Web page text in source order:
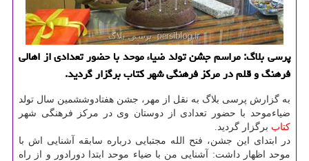
پرسی بلاگ: مراسم جشن تولد ضیاء موحد با حضور تعدادی از اهالی
فرهنگ و قلم در مركز فرهنگی شهر كتاب برگزار گردید.
به گزارش پرسی بلاگ به نقل از مهر، جشن هفتادوششمین سال تولد
ضیاءموحد با حضور تعدادی از دوستان وی در مركز فرهنگی شهر
كتاب برگزار گردید.
در ابتدای این جشن، فتح الله مجتبایی درباره سابقه آشنایی اش با
موحد اظهار داشت: آشنایی من با ضیاء موحد ابتدا دورادور و از راه